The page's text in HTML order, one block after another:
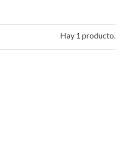
Hay 1 producto.